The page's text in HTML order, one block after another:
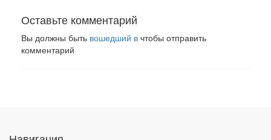
Оставьте комментарий
Вы должны быть вошедший в чтобы отправить
комментарий